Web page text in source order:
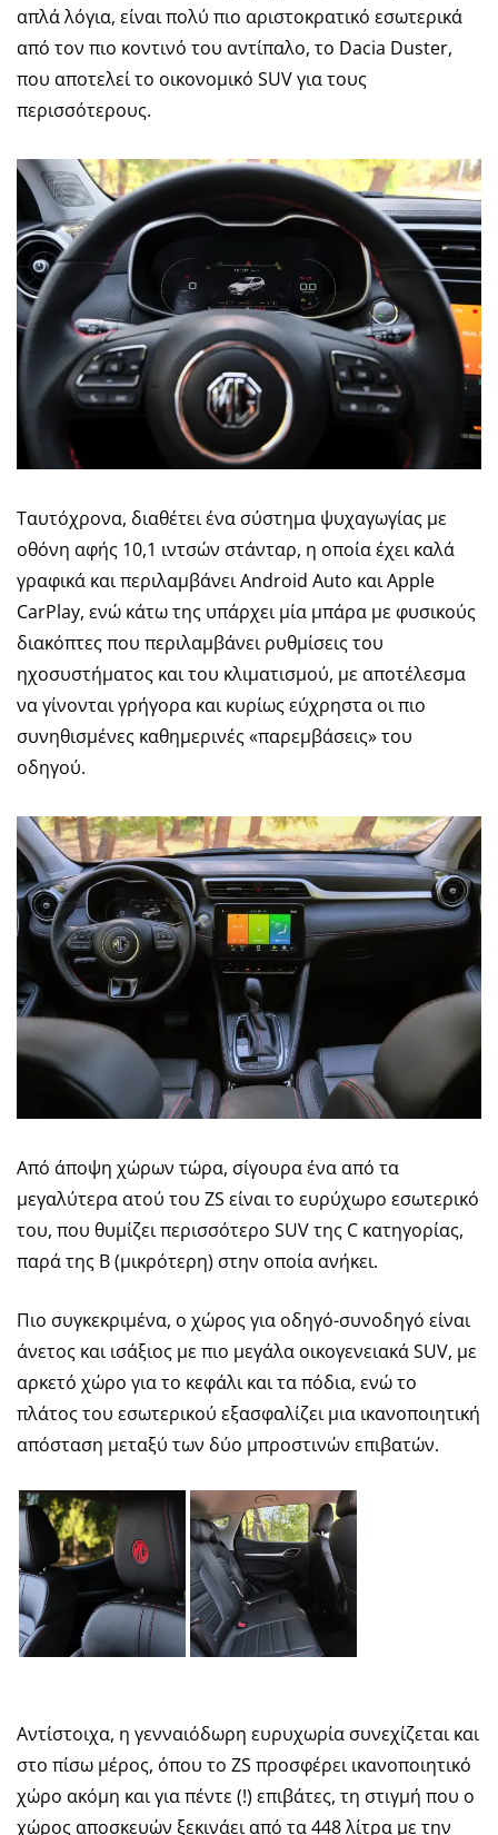
απλά λόγια, είναι πολύ πιο αριστοκρατικό εσωτερικά
από τον πιο κοντινό του αντίπαλο, το Dacia Duster,
που αποτελεί το οικονομικό SUV για τους
περισσότερους.
Ταυτόχρονα, διαθέτει ένα σύστημα ψυχαγωγίας με
οθόνη αφής 10,1 ιντσών στάνταρ, η οποία έχει καλά
γραφικά και περιλαμβάνει Android Auto και Apple
CarPlay, ενώ κάτω της υπάρχει μία μπάρα με φυσικούς
διακόπτες που περιλαμβάνει ρυθμίσεις του
ηχοσυστήματος και του κλιματισμού, με αποτέλεσμα
να γίνονται γρήγορα και κυρίως εύχρηστα οι πιο
συνηθισμένες καθημερινές «παρεμβάσεις» του
οδηγού.
Από άποψη χώρων τώρα, σίγουρα ένα από τα
μεγαλύτερα ατού του ZS είναι το ευρύχωρο εσωτερικό
του, που θυμίζει περισσότερο SUV της C κατηγορίας,
παρά της B (μικρότερη) στην οποία ανήκει.
Πιο συγκεκριμένα, ο χώρος για οδηγό-συνοδηγό είναι
άνετος και ισάξιος με πιο μεγάλα οικογενειακά SUV, με
αρκετό χώρο για το κεφάλι και τα πόδια, ενώ το
πλάτος του εσωτερικού εξασφαλίζει μια ικανοποιητική
απόσταση μεταξύ των δύο μπροστινών επιβατών.
Αντίστοιχα, η γενναιόδωρη ευρυχωρία συνεχίζεται και
στο πίσω μέρος, όπου το ZS προσφέρει ικανοποιητικό
χώρο ακόμη και για πέντε (!) επιβάτες, τη στιγμή που ο
χώρος αποσκευών ξεκινάει από τα 448 λίτρα με την